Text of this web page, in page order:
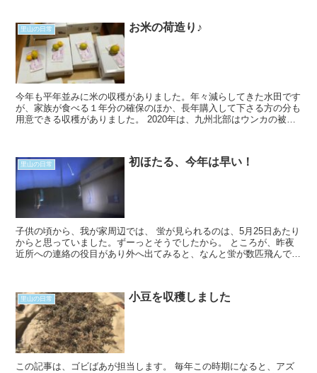
里山の日常 お米の荷造り♪
今年も平年並みに米の収穫がありました。年々減らしてきた水田です
が、家族が食べる１年分の確保のほか、長年購入して下さる方の分も
用意できる収穫がありました。 2020年は、九州北部はウンカの被害
里山の日常 初ほたる、今年は早い！
子供の頃から、我が家周辺では、 蛍が見られるのは、5月25日あたり
からと思っていました。ずーっとそうでしたから。 ところが、昨夜
近所への連絡の役目があり外へ出てみると、なんと蛍が数匹飛んでい
里山の日常 小豆を収穫しました
この記事は、ゴビばあが担当します。 毎年この時期になると、アズ